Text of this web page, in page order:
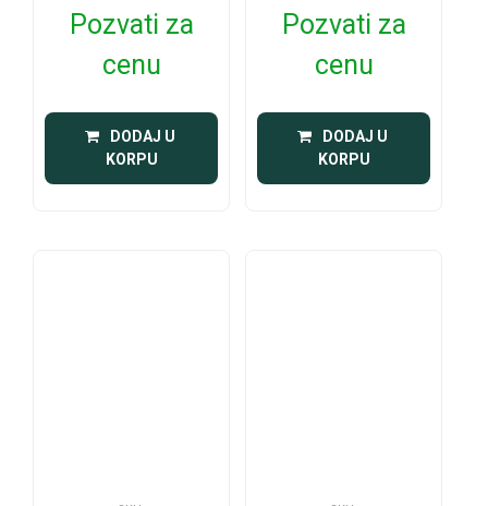
Pozvati za
cenu
DODAJ U
KORPU
Pozvati za
cenu
DODAJ U
KORPU